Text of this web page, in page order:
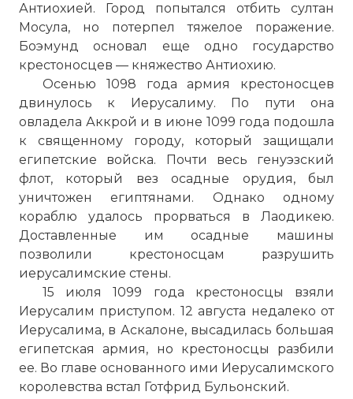
Антиохией. Город попытался отбить султан
Мосула, но потерпел тяжелое поражение.
Боэмунд основал еще одно государство
крестоносцев — княжество Антиохию.
Осенью 1098 года армия крестоносцев
двинулось к Иерусалиму. По пути она
овладела Аккрой и в июне 1099 года подошла
к священному городу, который защищали
египетские войска. Почти весь генуэзский
флот, который вез осадные орудия, был
уничтожен египтянами. Однако одному
кораблю удалось прорваться в Лаодикею.
Доставленные им осадные машины
позволили крестоносцам разрушить
иерусалимские стены.
15 июля 1099 года крестоносцы взяли
Иерусалим приступом. 12 августа недалеко от
Иерусалима, в Аскалоне, высадилась большая
египетская армия, но крестоносцы разбили
ее. Во главе основанного ими Иерусалимского
королевства встал Готфрид Бульонский.